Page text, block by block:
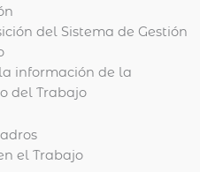
del Sistema de Gestión
información de la
del Trabajo
el Trabajo